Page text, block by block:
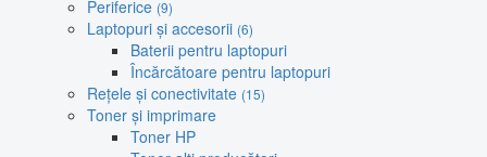
Periferice (9)
Laptopuri și accesorii (6)
Baterii pentru laptopuri
Încărcătoare pentru laptopuri
Rețele și conectivitate (15)
Toner și imprimare
Toner HP